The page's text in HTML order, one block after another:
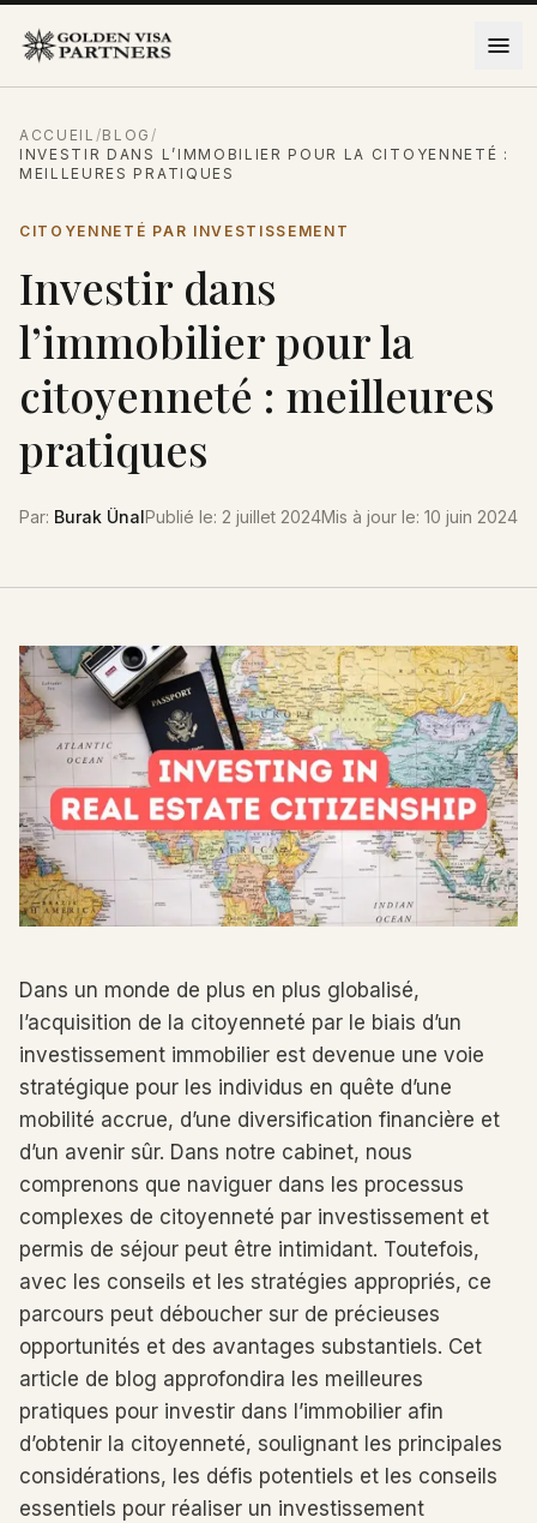
ACCUEIL /BLOG/
INVESTIR DANS L’IMMOBILIER POUR LA CITOYENNETÉ :
MEILLEURES PRATIQUES
CITOYENNETÉ PAR INVESTISSEMENT
Investir dans
l’immobilier pour la
citoyenneté : meilleures
pratiques
Par: Burak ÜnalPublié le: 2 juillet 2024Mis à jour le: 10 juin 2024
Dans un monde de plus en plus globalisé,
l’acquisition de la citoyenneté par le biais d’un
investissement immobilier est devenue une voie
stratégique pour les individus en quête d’une
mobilité accrue, d’une diversification financière et
d’un avenir sûr. Dans notre cabinet, nous
comprenons que naviguer dans les processus
complexes de citoyenneté par investissement et
permis de séjour peut être intimidant. Toutefois,
avec les conseils et les stratégies appropriés, ce
parcours peut déboucher sur de précieuses
opportunités et des avantages substantiels. Cet
article de blog approfondira les meilleures
pratiques pour investir dans l’immobilier afin
d’obtenir la citoyenneté, soulignant les principales
considérations, les défis potentiels et les conseils
essentiels pour réaliser un investissement